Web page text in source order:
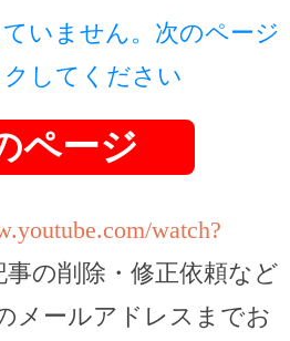
いません。次のページ
してください
ページ
watch?
事の削除・修正依頼など
メールアドレスまでお